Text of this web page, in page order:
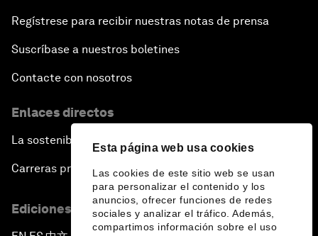
Esta página web usa cookies
Las cookies de este sitio web se usan
para personalizar el contenido y los
anuncios, ofrecer funciones de redes
sociales y analizar el tráfico. Además,
compartimos información sobre el uso
Regístrese para recibir nuestras notas de prensa
Suscríbase a nuestros boletines
Contacte con nosotros
Enlaces directos
La sostenibilidad en el Foro
Carreras profesionales
Ediciones en otros idiomas